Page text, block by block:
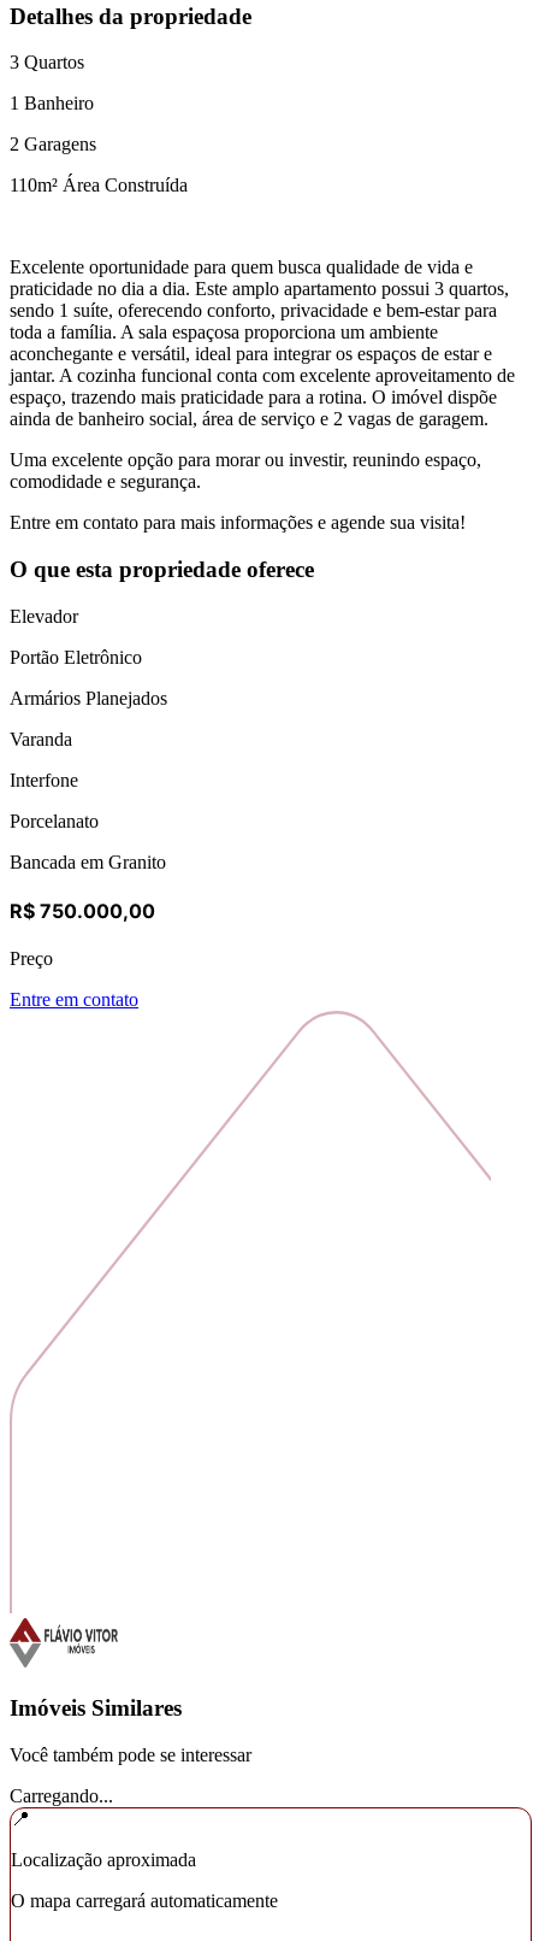
Detalhes da propriedade
3 Quartos
1 Banheiro
2 Garagens
110m² Área Construída
Excelente oportunidade para quem busca qualidade de vida e
praticidade no dia a dia. Este amplo apartamento possui 3 quartos,
sendo 1 suíte, oferecendo conforto, privacidade e bem-estar para
toda a família. A sala espaçosa proporciona um ambiente
aconchegante e versátil, ideal para integrar os espaços de estar e
jantar. A cozinha funcional conta com excelente aproveitamento de
espaço, trazendo mais praticidade para a rotina. O imóvel dispõe
ainda de banheiro social, área de serviço e 2 vagas de garagem.
Uma excelente opção para morar ou investir, reunindo espaço,
comodidade e segurança.
Entre em contato para mais informações e agende sua visita!
O que esta propriedade oferece
Elevador
Portão Eletrônico
Armários Planejados
Varanda
Interfone
Porcelanato
Bancada em Granito
R$ 750.000,00
Preço
Entre em contato
Imóveis Similares
Você também pode se interessar
Carregando...
📍
Localização aproximada
O mapa carregará automaticamente